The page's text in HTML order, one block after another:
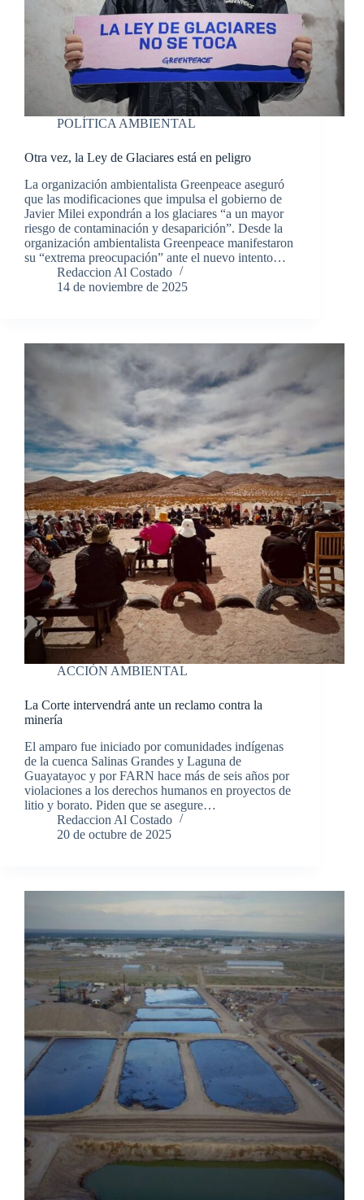
POLÍTICA AMBIENTAL
Otra vez, la Ley de Glaciares está en peligro
La organización ambientalista Greenpeace aseguró
que las modificaciones que impulsa el gobierno de
Javier Milei expondrán a los glaciares “a un mayor
riesgo de contaminación y desaparición”. Desde la
organización ambientalista Greenpeace manifestaron
su “extrema preocupación” ante el nuevo intento…
Redaccion Al Costado
14 de noviembre de 2025
ACCIÓN AMBIENTAL
La Corte intervendrá ante un reclamo contra la
minería
El amparo fue iniciado por comunidades indígenas
de la cuenca Salinas Grandes y Laguna de
Guayatayoc y por FARN hace más de seis años por
violaciones a los derechos humanos en proyectos de
litio y borato. Piden que se asegure…
Redaccion Al Costado
20 de octubre de 2025